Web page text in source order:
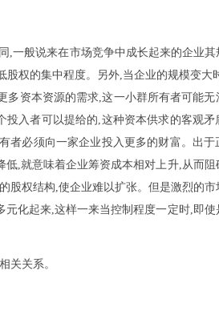
,一般说来在市场竞争中成长起来的企业其
权的集中程度。另外,当企业的规模变大
多资本资源的需求,这一小群所有者可能无
入者可以提给的,这种资本供求的客观矛
者必须向一家企业投入更多的财富。出于
,就意味着企业筹资成本相对上升,从而阻
股权结构,使企业难以扩张。但是激烈的市
化起来,这样一来当控制程度一定时,即使
关关系。